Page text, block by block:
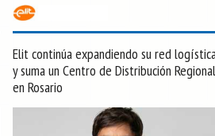
Elit continúa expandiendo su red
y suma un Centro de Distribución Regional
en Rosario